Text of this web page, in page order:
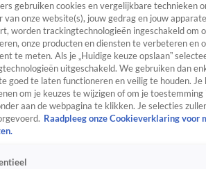
gebruiken cookies en vergelijkbare technieken
onze website(s), jouw gedrag en jouw
worden trackingtechnologieën ingeschakeld om
onze producten en diensten te verbeteren en
te meten. Als je „Huidige keuze opslaan”
uitgeschakeld. We gebruiken dan
goed te laten functioneren en veilig te houden.
om je keuzes te wijzigen of om je
aan de webpagina te klikken. Je selecties
Raadpleeg onze Cookieverklaring voor